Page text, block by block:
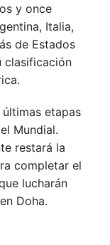
y once
Italia,
de Estados
clasificación
etapas
Mundial.
restará la
completar el
lucharán
Doha.